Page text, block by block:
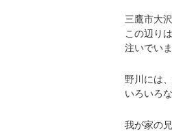
三鷹市大
この辺り
注いでいま
野川には
いろいろ
我が家の